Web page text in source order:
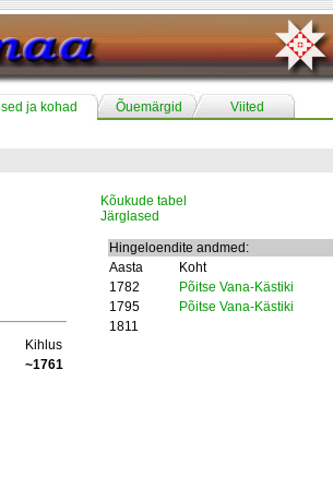
ja kohad Õuemärgid Viited
Kihlus
~1761
Kõukude tabel
Järglased
Hingeloendite andmed:
Aasta
Koht
1782
Põitse Vana-Kästiki
1795
Põitse Vana-Kästiki
1811